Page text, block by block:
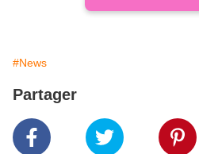
#News
Partager